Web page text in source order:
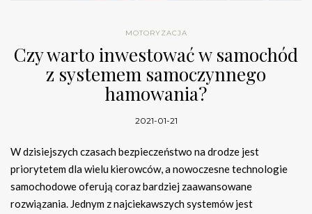
MOTORYZACJA
Czy warto inwestować w samochód
z systemem samoczynnego
hamowania?
2021-01-21
W dzisiejszych czasach bezpieczeństwo na drodze jest
priorytetem dla wielu kierowców, a nowoczesne technologie
samochodowe oferują coraz bardziej zaawansowane
rozwiązania. Jednym z najciekawszych systemów jest